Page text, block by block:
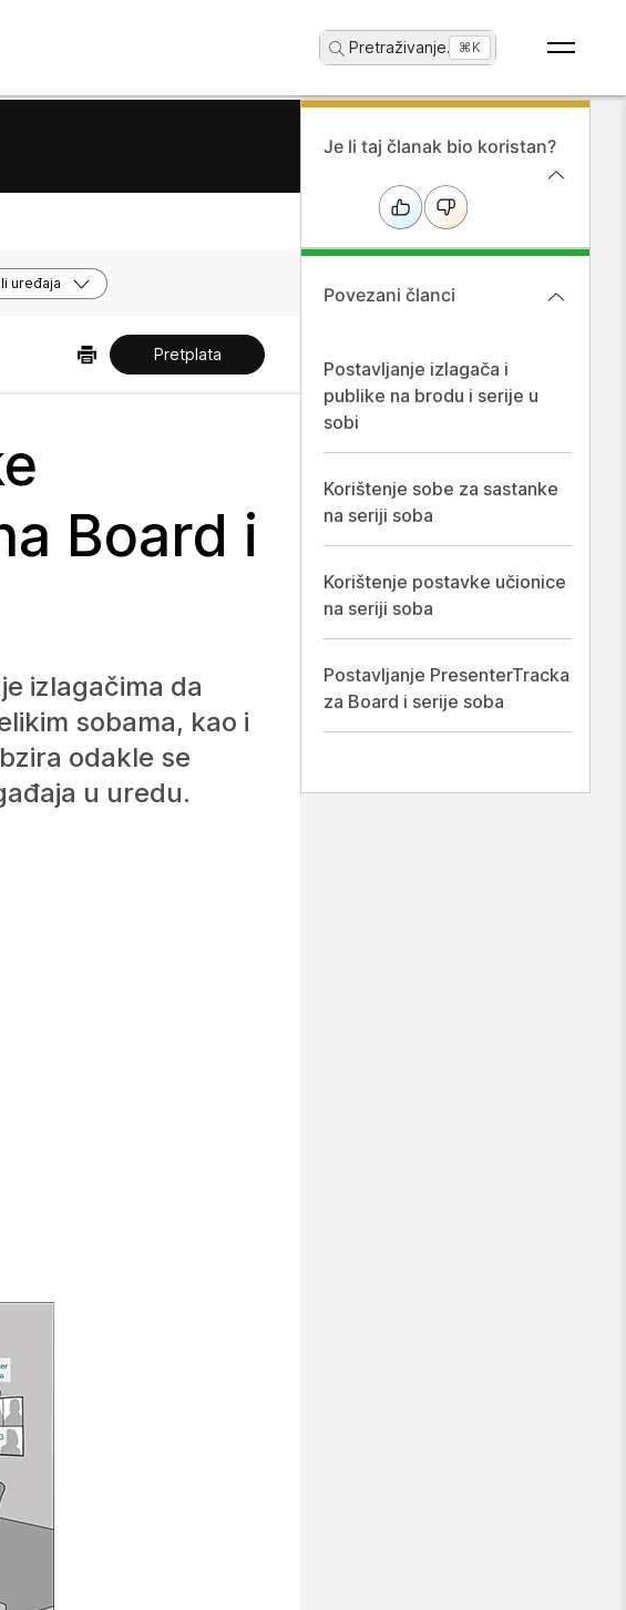
Pretraživanje... ⌘K
uređaja
Pretplata
Board i
izlagačima da
sobama, kao i
odakle se
u uredu.
Je li taj članak bio koristan?
Povezani članci
Postavljanje izlagača i
publike na brodu i serije u
sobi
Korištenje sobe za sastanke
na seriji soba
Korištenje postavke učionice
na seriji soba
Postavljanje PresenterTracka
za Board i serije soba